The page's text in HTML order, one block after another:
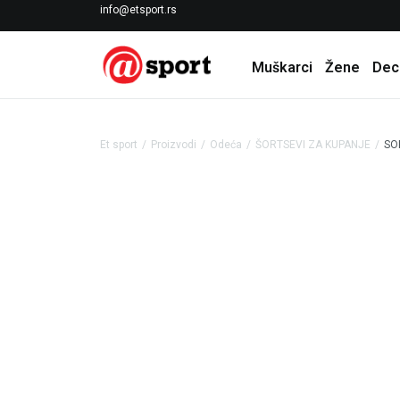
info@etsport.rs
LICENCIRANI CLEARANCE PARTNER ADIDAS
Muškarci Žene
Et sport Proizvodi Odeća ŠORTSEVI ZA KUPANJE